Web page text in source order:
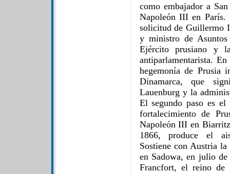
como embajador a
Napoleón III en París.
solicitud de Guillermo
y ministro de
Ejército prusiano y
antiparlamentarista.
hegemonía de Prusia
Dinamarca, que
Lauenburg y la
El segundo paso es
fortalecimiento de
Napoleón III en
1866, produce el
Sostiene con Austria la
en Sadowa, en julio
Francfort, el reino de